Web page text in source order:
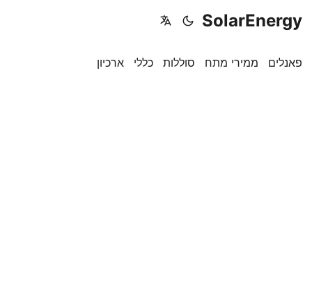
SolarEnergy
פאנלים ממירי מתח סוללות כללי ארכיון